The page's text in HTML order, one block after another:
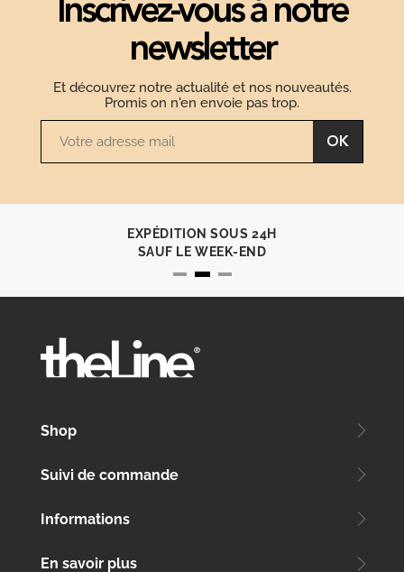
Inscrivez-vous à notre
newsletter
Et découvrez notre actualité et nos nouveautés.
Promis on n'en envoie pas trop.
OK
EXPÉDITION SOUS 24H
SAUF LE WEEK-END
Shop
Suivi de commande
Informations
En savoir plus